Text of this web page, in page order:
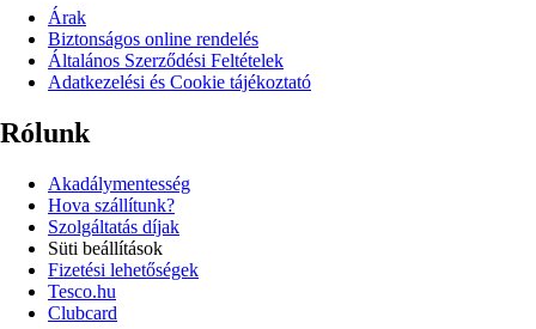
Árak
Biztonságos online rendelés
Általános Szerződési Feltételek
Adatkezelési és Cookie tájékoztató
Rólunk
Akadálymentesség
Hova szállítunk?
Szolgáltatás díjak
Süti beállítások
Fizetési lehetőségek
Tesco.hu
Clubcard